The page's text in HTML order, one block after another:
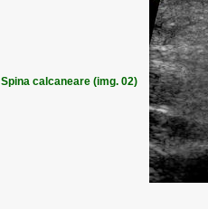
Spina calcaneare (img. 02)